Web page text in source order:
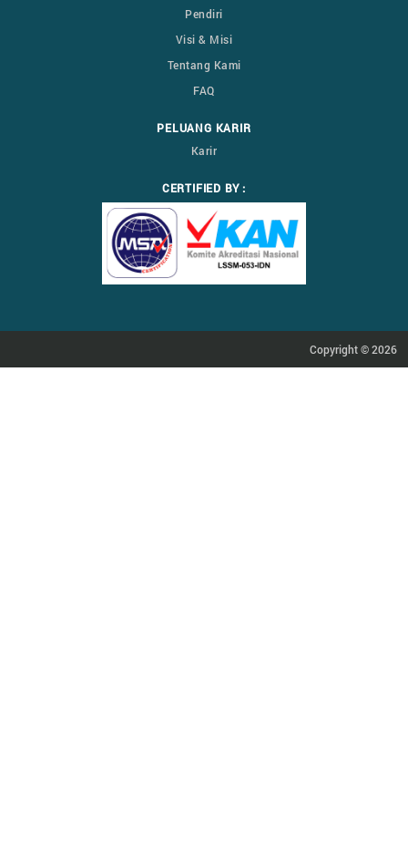
Pendiri
Visi & Misi
Tentang Kami
FAQ
PELUANG KARIR
Karir
CERTIFIED BY :
Copyright © 2026